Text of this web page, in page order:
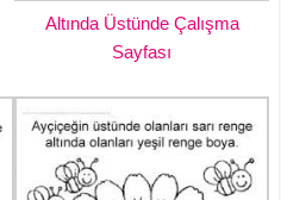
Altında Üstünde Çalışma
Sayfası